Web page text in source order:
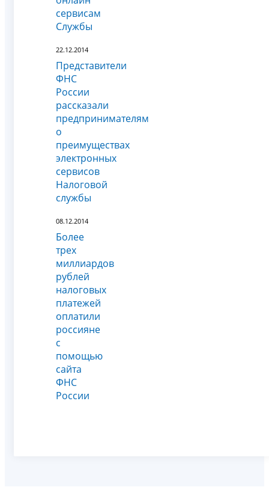
сервисам
Службы
22.12.2014
Представители
ФНС
России
рассказали
предпринимателям
о
преимуществах
электронных
сервисов
Налоговой
службы
08.12.2014
Более
трех
миллиардов
рублей
налоговых
платежей
оплатили
россияне
с
помощью
сайта
ФНС
России